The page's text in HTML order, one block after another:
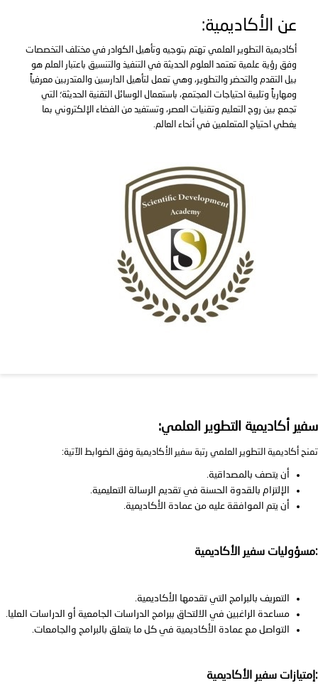
عن الأكاديمية:
أكاديمية التطوير العلمي تهتم بتوجيه وتأهيل الكوادر في مختلف التخصصات
وفق رؤية علمية تعتمد العلوم الحديثة في التنفيذ والتنسيق باعتبار العلم هو
بيل التقدم والتحضر والتطوير، وهي تعمل لتأهيل الدارسين والمتدربين معرفياً
ومهارياً وتلبية احتياجات المجتمع، باستعمال الوسائل التقنية الحديثة؛ التي
تجمع بين روح التعليم وتقنيات العصر، وتستفيد من الفضاء الإلكتروني بما
يغطي احتياج المتعلمين في أنحاء العالم.
سفير أكاديمية التطوير العلمي:
تمنح أكاديمية التطوير العلمي رتبة سفير الأكاديمية وفق الضوابط الآتية:
أن يتصف بالمصداقية.
الإلتزام بالقدوة الحسنة في تقديم الرسالة التعليمية.
أن يتم الموافقة عليه من عمادة الأكاديمية.
:مسؤوليات سفير الأكاديمية
التعريف بالبرامج التي تقدمها الأكاديمية.
مساعدة الراغبين في الالتحاق ببرامج الدراسات الجامعية أو الدراسات العليا.
التواصل مع عمادة الأكاديمية في كل ما يتعلق بالبرامج والجامعات.
:إمتيازات سفير الأكاديمية